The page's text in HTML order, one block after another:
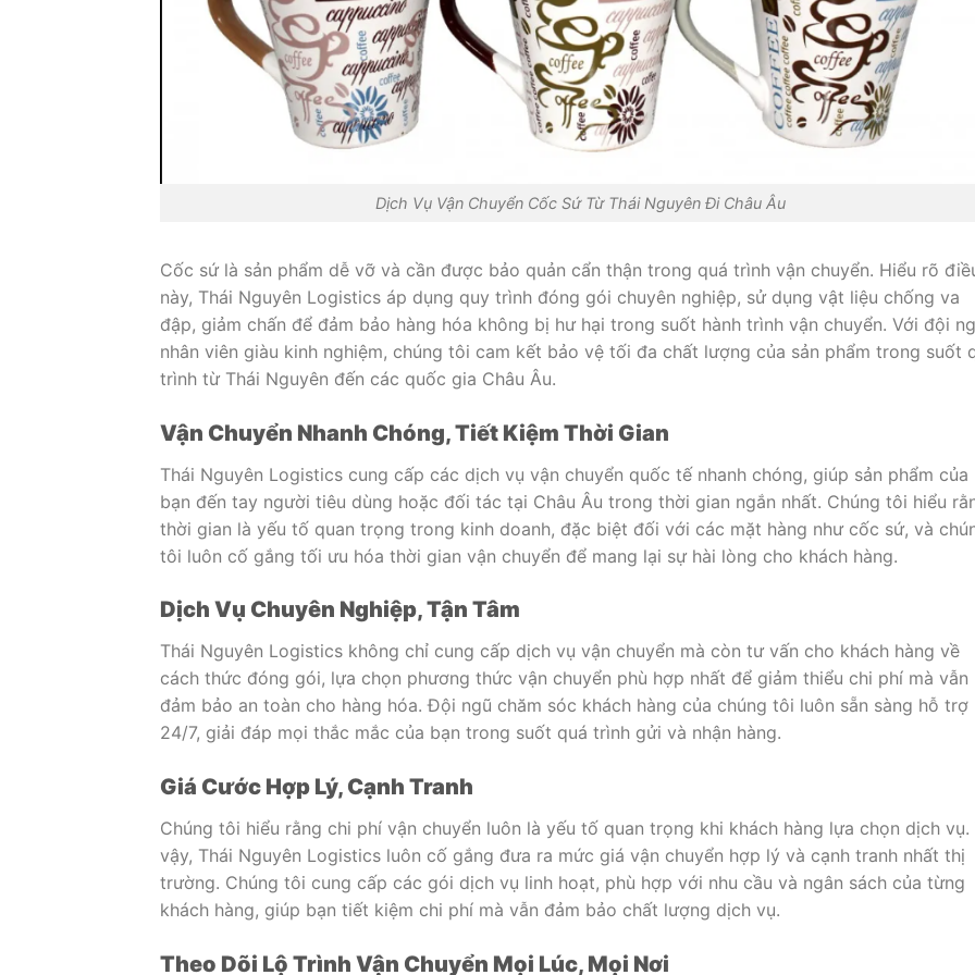
Dịch Vụ Vận Chuyển Cốc Sứ Từ Thái Nguyên Đi Châu Âu
Cốc sứ là sản phẩm dễ vỡ và cần được bảo quản cẩn thận trong quá trình vận chuyển. Hiểu rõ
này, Thái Nguyên Logistics áp dụng quy trình đóng gói chuyên nghiệp, sử dụng vật liệu chống va
đập, giảm chấn để đảm bảo hàng hóa không bị hư hại trong suốt hành trình vận chuyển. Với đội
nhân viên giàu kinh nghiệm, chúng tôi cam kết bảo vệ tối đa chất lượng của sản phẩm trong suốt
trình từ Thái Nguyên đến các quốc gia Châu Âu.
Vận Chuyển Nhanh Chóng, Tiết Kiệm Thời Gian
Thái Nguyên Logistics cung cấp các dịch vụ vận chuyển quốc tế nhanh chóng, giúp sản phẩm của
bạn đến tay người tiêu dùng hoặc đối tác tại Châu Âu trong thời gian ngắn nhất. Chúng tôi hiểu
thời gian là yếu tố quan trọng trong kinh doanh, đặc biệt đối với các mặt hàng như cốc sứ, và
tôi luôn cố gắng tối ưu hóa thời gian vận chuyển để mang lại sự hài lòng cho khách hàng.
Dịch Vụ Chuyên Nghiệp, Tận Tâm
Thái Nguyên Logistics không chỉ cung cấp dịch vụ vận chuyển mà còn tư vấn cho khách hàng về
cách thức đóng gói, lựa chọn phương thức vận chuyển phù hợp nhất để giảm thiểu chi phí mà vẫn
đảm bảo an toàn cho hàng hóa. Đội ngũ chăm sóc khách hàng của chúng tôi luôn sẵn sàng hỗ trợ
24/7, giải đáp mọi thắc mắc của bạn trong suốt quá trình gửi và nhận hàng.
Giá Cước Hợp Lý, Cạnh Tranh
Chúng tôi hiểu rằng chi phí vận chuyển luôn là yếu tố quan trọng khi khách hàng lựa chọn dịch vụ.
vậy, Thái Nguyên Logistics luôn cố gắng đưa ra mức giá vận chuyển hợp lý và cạnh tranh nhất thị
trường. Chúng tôi cung cấp các gói dịch vụ linh hoạt, phù hợp với nhu cầu và ngân sách của từng
khách hàng, giúp bạn tiết kiệm chi phí mà vẫn đảm bảo chất lượng dịch vụ.
Theo Dõi Lộ Trình Vận Chuyển Mọi Lúc, Mọi Nơi